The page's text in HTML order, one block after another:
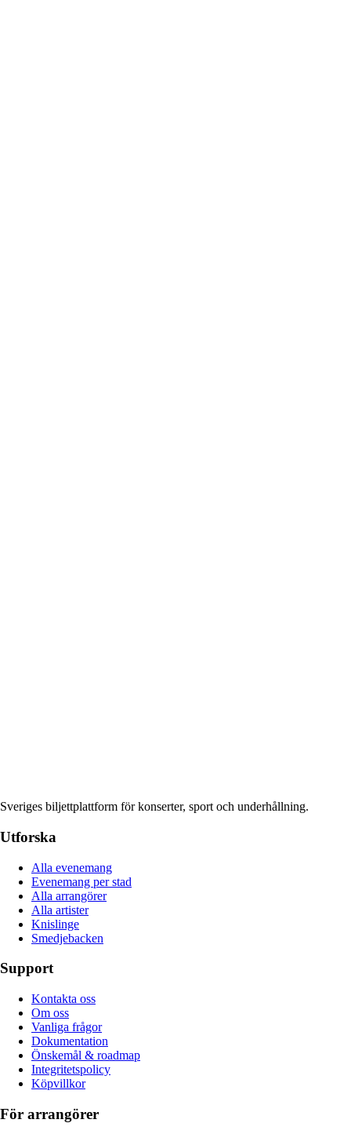
Sveriges biljettplattform för konserter, sport och underhållning.
Utforska
Alla evenemang
Evenemang per stad
Alla arrangörer
Alla artister
Knislinge
Smedjebacken
Support
Kontakta oss
Om oss
Vanliga frågor
Dokumentation
Önskemål & roadmap
Integritetspolicy
Köpvillkor
För arrangörer